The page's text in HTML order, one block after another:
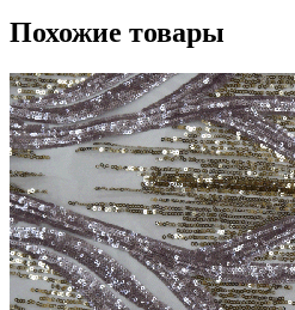
Похожие товары